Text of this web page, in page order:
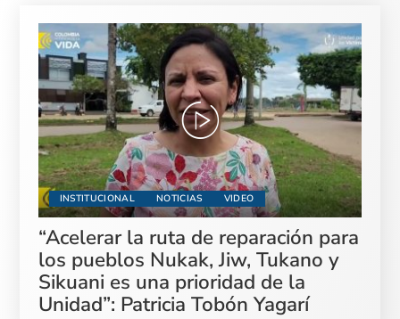
INSTITUCIONAL NOTICIAS VIDEO
“Acelerar la ruta de reparación para
los pueblos Nukak, Jiw, Tukano y
Sikuani es una prioridad de la
Unidad”: Patricia Tobón Yagarí